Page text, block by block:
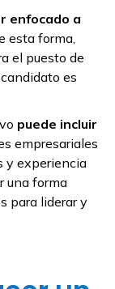
enfocado a
esta forma,
el puesto de
es
puede incluir
empresariales
y experiencia
una forma
para liderar y